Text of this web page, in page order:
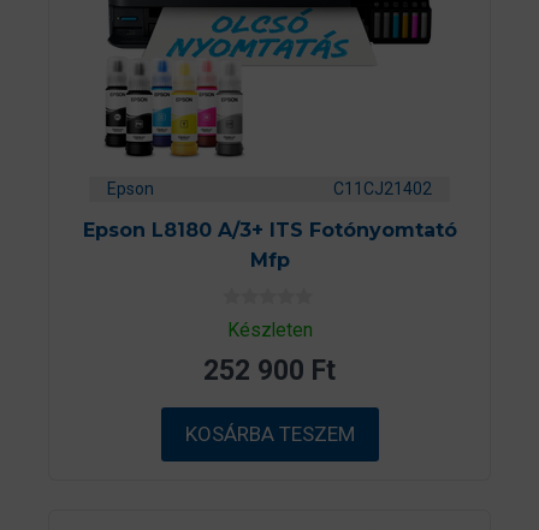
Epson C11CJ21402
Epson L8180 A/3+ ITS Fotónyomtató
Mfp
0
a
5
b
ő
l
Készleten
252 900 Ft
KOSÁRBA TESZEM